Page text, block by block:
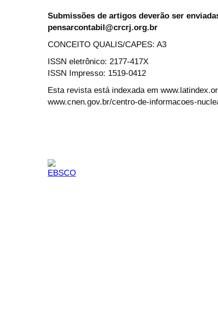
Submissões de artigos deverão ser
pensarcontabil@crcrj.org.br
CONCEITO QUALIS/CAPES: A3
ISSN eletrônico: 2177-417X
ISSN Impresso: 1519-0412
Esta revista está indexada em
www.cnen.gov.br/centro-de-informacoes-